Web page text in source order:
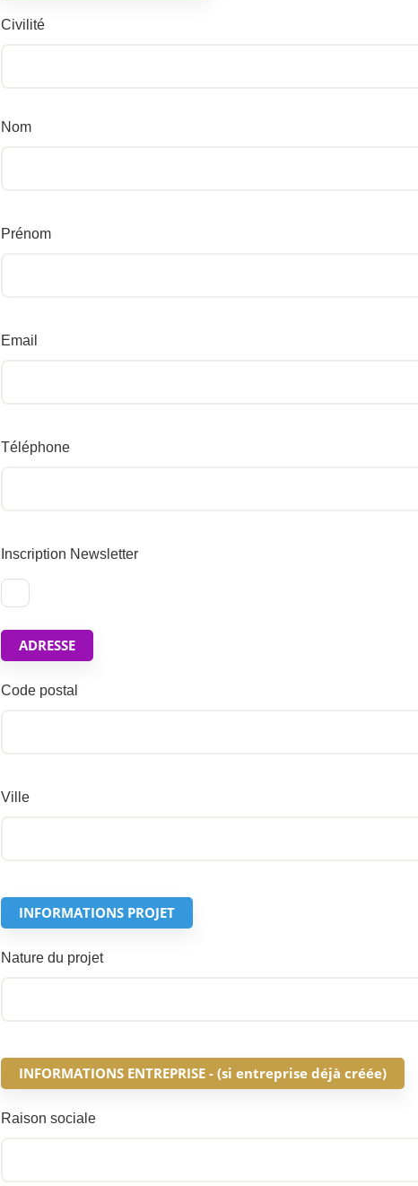
Civilité
Nom
Prénom
Email
Téléphone
Inscription Newsletter
ADRESSE
Code postal
Ville
INFORMATIONS PROJET
Nature du projet
INFORMATIONS ENTREPRISE - (si entreprise déjà créée)
Raison sociale